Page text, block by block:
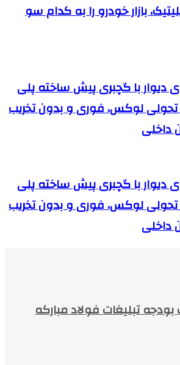
بازار خودرو را به کدام سو
دیوار با گچبری پیش ساخته پلی
تحولی لوکس، فوری و بدون تخریب
داخلی
دیوار با گچبری پیش ساخته پلی
تحولی لوکس، فوری و بدون تخریب
داخلی
تبلیغات فولاد مبارکه